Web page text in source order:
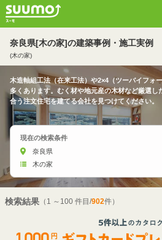
奈良県[木の家]の建築事例・施工実例
(木の家)
木造軸組工法（在来工法）や2×4（ツーバイフォ
多くあります。むく材や地元産の木材など厳選し
合う注文住宅を建てる会社を見つけてください。
現在の検索条件
奈良県
木の家
検索結果 （1 ～100 件目/902件）